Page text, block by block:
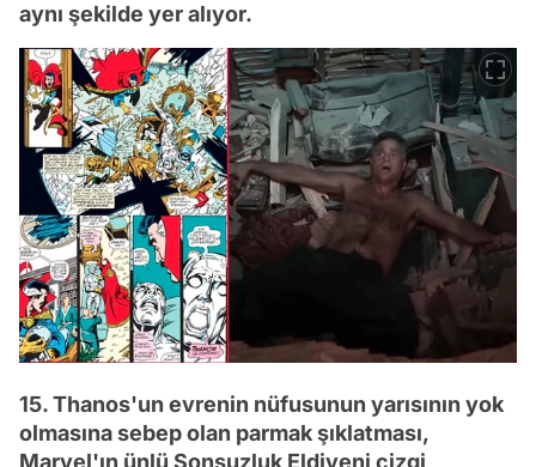
aynı şekilde yer alıyor.
15. Thanos'un evrenin nüfusunun yarısının yok
olmasına sebep olan parmak şıklatması,